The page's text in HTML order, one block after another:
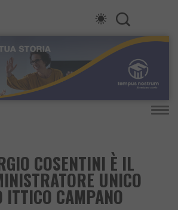
COSENTINI È IL
UNICO
ITTICO CAMPANO